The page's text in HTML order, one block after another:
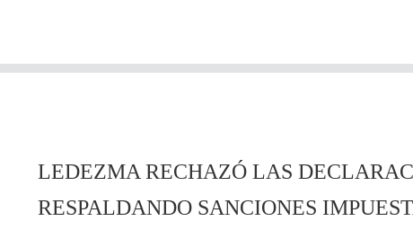
LEDEZMA RECHAZÓ LAS
RESPALDANDO SANCIONES